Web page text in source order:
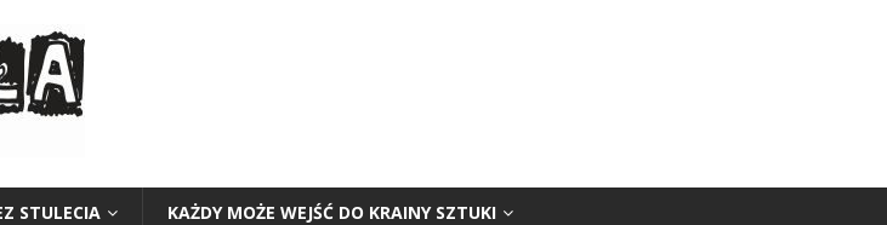
STULECIA KAŻDY MOŻE WEJŚĆ DO KRAINY SZTUKI